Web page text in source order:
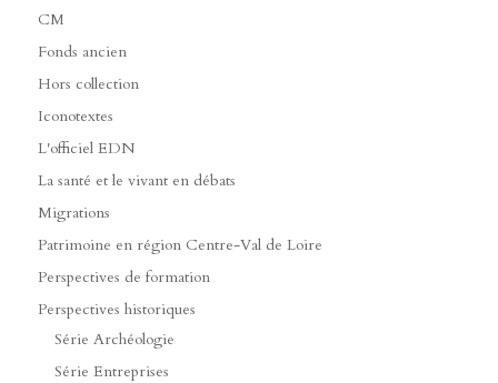
CM
Fonds ancien
Hors collection
Iconotextes
L'officiel EDN
La santé et le vivant en débats
Migrations
Patrimoine en région Centre-Val de Loire
Perspectives de formation
Perspectives historiques
Série Archéologie
Série Entreprises